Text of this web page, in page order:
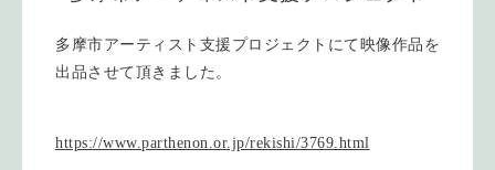
多摩市アーティスト支援プロジェクトにて映像作品を
出品させて頂きました。
https://www.parthenon.or.jp/rekishi/3769.html